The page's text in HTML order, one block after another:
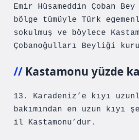
Emir Hüsameddin Çoban
bölge tümüyle Türk
sokulmuş ve böylece
Çobanoğulları Beyliği
Kastamonu yüzde
13. Karadeniz’e kıyı
bakımından en uzun kıyı
il Kastamonu’dur.